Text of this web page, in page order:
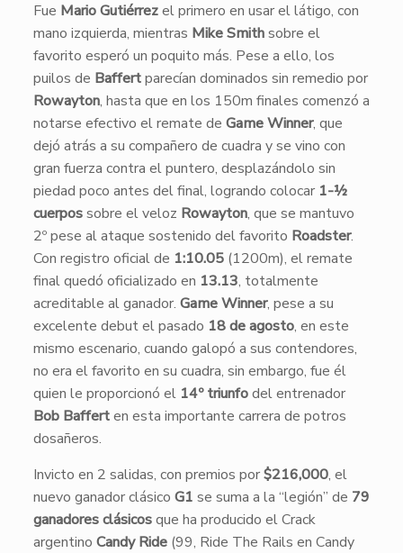
​Fue Mario Gutiérrezel primero en usar el látigo, con
mano izquierda, mientras Mike Smithsobre el
favorito esperó un poquito más. Pese a ello, los
puilos de Baffertparecían dominados sin remedio por
Rowayton, hasta que en los 150m finales comenzó a
notarse efectivo el remate de Game Winner, que
dejó atrás a su compañero de cuadra y se vino con
gran fuerza contra el puntero, desplazándolo sin
piedad poco antes del final, logrando colocar 1-½
cuerpossobre el veloz Rowayton, que se mantuvo
2º pese al ataque sostenido del favorito Roadster.
Con registro oficial de 1:10.05(1200m), el remate
final quedó oficializado en 13.13, totalmente
acreditable al ganador. Game Winner, pese a su
excelente debut el pasado 18 de agosto, en este
mismo escenario, cuando galopó a sus contendores,
no era el favorito en su cuadra, sin embargo, fue él
quien le proporcionó el 14º triunfodel entrenador
Bob Bafferten esta importante carrera de potros
dosañeros.
Invicto en 2 salidas, con premios por$216,000, el
nuevo ganador clásico G1 se suma a la “legión” de 79
ganadores clásicosque ha producido el Crack
argentino Candy Ride(99, Ride The Rails en Candy